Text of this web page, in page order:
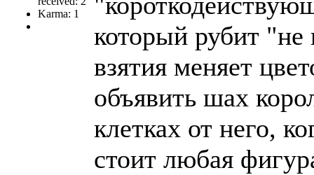
Karma: 1
который рубит
взятия меняет
объявить шах
клетках от него,
стоит любая